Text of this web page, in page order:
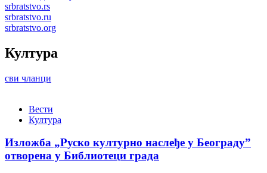
srbratstvo.rs
srbratstvo.ru
srbratstvo.org
Култура
сви чланци
Вести
Култура
Изложба „Руско културно наслеђе у Београду”
отворена у Библиотеци града